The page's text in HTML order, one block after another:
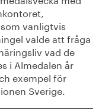
vanligtvis
valde att fråga
vad de
i Almedalen år
exempel för
Sverige.